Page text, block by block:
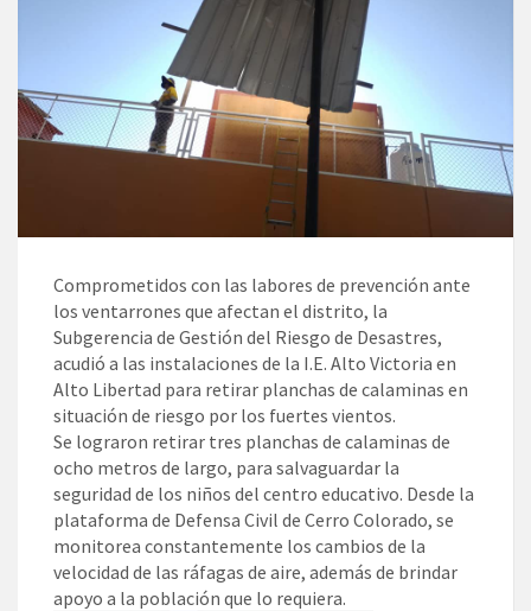
Comprometidos con las labores de prevención ante
los ventarrones que afectan el distrito, la
Subgerencia de Gestión del Riesgo de Desastres,
acudió a las instalaciones de la I.E. Alto Victoria en
Alto Libertad para retirar planchas de calaminas en
situación de riesgo por los fuertes vientos.
Se lograron retirar tres planchas de calaminas de
ocho metros de largo, para salvaguardar la
seguridad de los niños del centro educativo. Desde la
plataforma de Defensa Civil de Cerro Colorado, se
monitorea constantemente los cambios de la
velocidad de las ráfagas de aire, además de brindar
apoyo a la población que lo requiera.